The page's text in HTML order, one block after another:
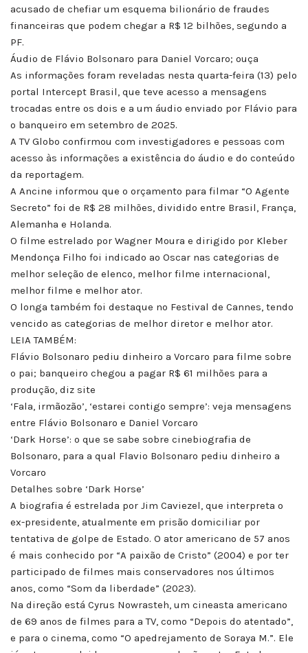
acusado de chefiar um esquema bilionário de fraudes
financeiras que podem chegar a R$ 12 bilhões, segundo a
PF.
Áudio de Flávio Bolsonaro para Daniel Vorcaro; ouça
As informações foram reveladas nesta quarta-feira (13) pelo
portal Intercept Brasil, que teve acesso a mensagens
trocadas entre os dois e a um áudio enviado por Flávio para
o banqueiro em setembro de 2025.
A TV Globo confirmou com investigadores e pessoas com
acesso às informações a existência do áudio e do conteúdo
da reportagem.
A Ancine informou que o orçamento para filmar “O Agente
Secreto” foi de R$ 28 milhões, dividido entre Brasil, França,
Alemanha e Holanda.
O filme estrelado por Wagner Moura e dirigido por Kleber
Mendonça Filho foi indicado ao Oscar nas categorias de
melhor seleção de elenco, melhor filme internacional,
melhor filme e melhor ator.
O longa também foi destaque no Festival de Cannes, tendo
vencido as categorias de melhor diretor e melhor ator.
LEIA TAMBÉM:
Flávio Bolsonaro pediu dinheiro a Vorcaro para filme sobre
o pai; banqueiro chegou a pagar R$ 61 milhões para a
produção, diz site
‘Fala, irmãozão’, ‘estarei contigo sempre’: veja mensagens
entre Flávio Bolsonaro e Daniel Vorcaro
‘Dark Horse’: o que se sabe sobre cinebiografia de
Bolsonaro, para a qual Flavio Bolsonaro pediu dinheiro a
Vorcaro
Detalhes sobre ‘Dark Horse’
A biografia é estrelada por Jim Caviezel, que interpreta o
ex-presidente, atualmente em prisão domiciliar por
tentativa de golpe de Estado. O ator americano de 57 anos
é mais conhecido por “A paixão de Cristo” (2004) e por ter
participado de filmes mais conservadores nos últimos
anos, como “Som da liberdade” (2023).
Na direção está Cyrus Nowrasteh, um cineasta americano
de 69 anos de filmes para a TV, como “Depois do atentado”,
e para o cinema, como “O apedrejamento de Soraya M.”. Ele